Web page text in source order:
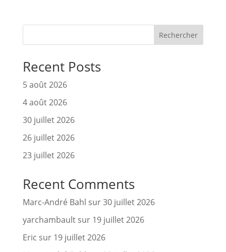
Rechercher
Recent Posts
5 août 2026
4 août 2026
30 juillet 2026
26 juillet 2026
23 juillet 2026
Recent Comments
Marc-André Bahl sur30 juillet 2026
yarchambaultsur 19 juillet 2026
Eric sur 19 juillet 2026